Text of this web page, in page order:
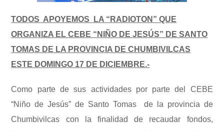
TODOS APOYEMOS LA “RADIOTON” QUE
ORGANIZA EL CEBE “NIÑO DE JESÚS” DE SANTO
TOMAS DE LA PROVINCIA DE CHUMBIVILCAS
ESTE DOMINGO 17 DE DICIEMBRE.-
Como parte de sus actividades por parte del CEBE
“Niño de Jesús” de Santo Tomas de la provincia de
Chumbivilcas con la finalidad de recaudar fondos,